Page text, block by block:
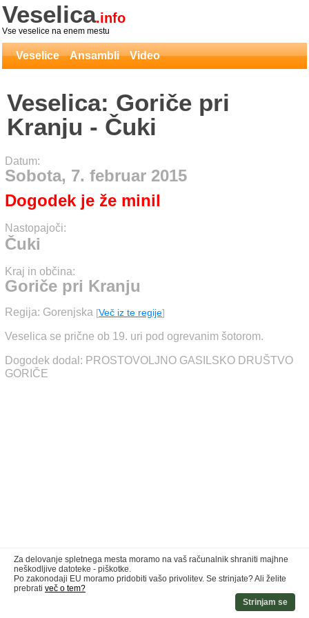
Veselica.info
Vse veselice na enem mestu
Veselice Ansambli Video
Veselica: Goriče pri
Kranju - Čuki
Datum:
Sobota, 7. februar 2015
Dogodek je že minil
Nastopajoči:
Čuki
Kraj in občina:
Goriče pri Kranju
Regija: Gorenjska [Več iz te regije]
Veselica se prične ob 19. uri pod ogrevanim šotorom.
Dogodek dodal: PROSTOVOLJNO GASILSKO DRUŠTVO
GORIČE
Za delovanje spletnega mesta moramo na vaš računalnik shraniti majhne
neškodljive datoteke - piškotke.
Po zakonodaji EU moramo pridobiti vašo privolitev. Se strinjate? Ali želite
prebrati več o tem?
Strinjam se